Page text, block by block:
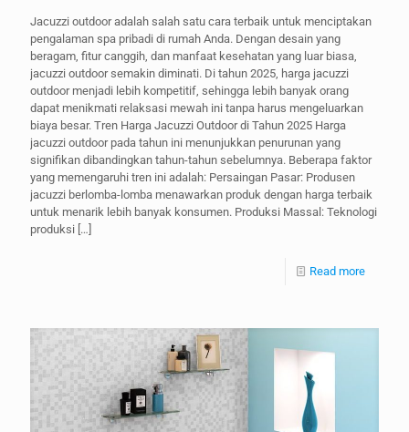
Jacuzzi outdoor adalah salah satu cara terbaik untuk menciptakan
pengalaman spa pribadi di rumah Anda. Dengan desain yang
beragam, fitur canggih, dan manfaat kesehatan yang luar biasa,
jacuzzi outdoor semakin diminati. Di tahun 2025, harga jacuzzi
outdoor menjadi lebih kompetitif, sehingga lebih banyak orang
dapat menikmati relaksasi mewah ini tanpa harus mengeluarkan
biaya besar. Tren Harga Jacuzzi Outdoor di Tahun 2025 Harga
jacuzzi outdoor pada tahun ini menunjukkan penurunan yang
signifikan dibandingkan tahun-tahun sebelumnya. Beberapa faktor
yang memengaruhi tren ini adalah: Persaingan Pasar: Produsen
jacuzzi berlomba-lomba menawarkan produk dengan harga terbaik
untuk menarik lebih banyak konsumen. Produksi Massal: Teknologi
produksi […]
Read more